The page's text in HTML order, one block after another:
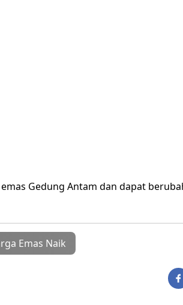
Gedung Antam dan dapat
Emas Naik